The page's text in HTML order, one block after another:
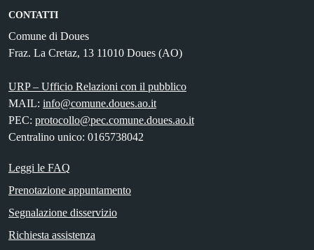
CONTATTI
Comune di Doues
Fraz. La Cretaz, 13 11010 Doues (AO)
URP – Ufficio Relazioni con il pubblico
MAIL: info@comune.doues.ao.it
PEC: protocollo@pec.comune.doues.ao.it
Centralino unico: 0165738042
Leggi le FAQ
Prenotazione appuntamento
Segnalazione disservizio
Richiesta assistenza